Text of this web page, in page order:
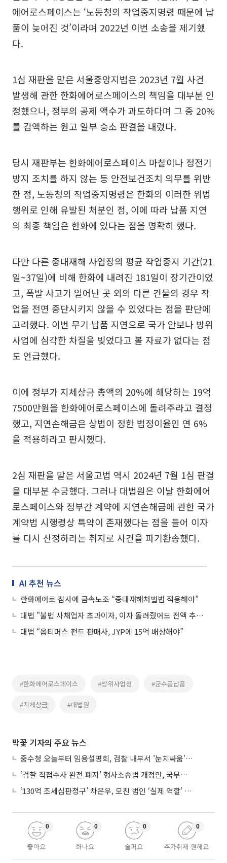
에어로스페이스는 ‘노동청의 작업중지명령 때문에 납
품이 늦어진 것’이라며 2022년 이번 소송을 제기했
다.
1심 재판을 맡은 서울중앙지법은 2023년 7월 사건
발생해 관한 한화에어로스페이스의 책임을 대부분 인
정했으나, 정부의 공제 액수가 과도하다며 그 중 20%
를 감액하는 원고 일부 승소 판결을 내렸다.
당시 재판부는 한화에어로스페이스 마찰이나 정전기
방지 조치를 하지 않는 등 안전보건조치 의무를 위반
한 점, 노동청의 작업중지명령은 한화의 이러한 위법
행위로 인해 유발된 처분인 점, 이에 따라 납품 지연
의 최종 책임은 한화에 있다는 점을 명확히 했다.
다만 다른 중대재해 사업장의 평균 작업중지 기간(21
일~37일)에 비해 한화에 내려진 181일이 장기간이었
고, 폭발 사고가 일어난 곳 외의 다른 건물의 경우 작
업을 전면 중단시키지 않을 수 있었다는 점을 판단에
고려했다. 이번 무기 납품 지연으로 국가 안보나 방위
사업에 심각한 차질을 빚었다고 볼 자료가 없다는 점
도 언급했다.
이에 정부가 지체상금 총액의 20%에 해당하는 19억
7500만원을 한화에어로스페이스에 돌려주라고 결정
했고, 지연손해금은 상법이 정한 법정이율인 연 6%
을 적용하라고 판시했다.
2심 재판을 맡은 서울고법 역시 2024년 7월 1심 판결
을 대부분 수긍했다. 그러나 대법원은 이날 한화에어
로스페이스와 정부간 계약에 지연손해금에 관한 국가
계약법 시행령상 특약이 존재했다는 점을 들어 이자
를 다시 산정하라는 취지로 사건을 파기환송했다.
AI 추천 뉴스
한화에어로 참사에 금속노조 “중대재해처벌법 적용해야”
대법 "불법 사채업자 초과이자, 이자 돌려줬어도 전액 추징 대상"
대법 “옵티머스 펀드 판매사, JYP에 15억 배상해야”
#한화에어로스페이스 #방위사업청 #군수품납품
#지체상금 #대법원
박꽃 기자의 주요 뉴스
중수청 오늘부터 임용설명회, 검찰 내부서 '눈치싸움' 기류변화도
‘검찰 직접수사 완전 폐지’ 형사소송법 개정안, 국무회의 통과
‘130억 조세심판청구’ 차은우, 모친 법인 ‘실제 역할’ 다툴 듯
좋아요
0
화나요
0
슬퍼요
0
추가취재 원해요
0